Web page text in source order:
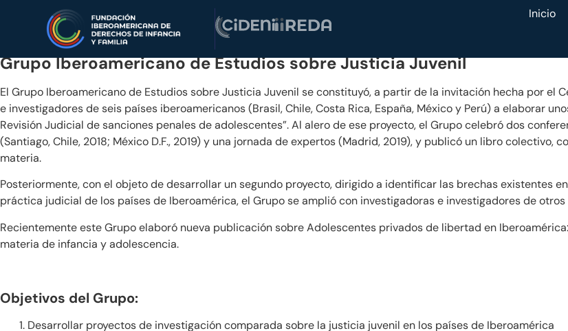
Inicio
Grupo Iberoamericanode Estudios sobre Justicia Juvenil
El Grupo Iberoamericano de Estudios sobre Justicia Juvenil se constituyó, a partir de la invitación hecha por el
e investigadores de seis países iberoamericanos (Brasil, Chile, Costa Rica, España, México y Perú) a elaborar
Revisión Judicial de sanciones penales de adolescentes”. Al alero de ese proyecto, el Grupo celebró dos
(Santiago, Chile, 2018; México D.F., 2019) y una jornada de expertos (Madrid, 2019), y publicó un libro
materia.
Posteriormente, con el objeto de desarrollar un segundo proyecto, dirigido a identificar las brechas existentes
práctica judicial de los países de Iberoamérica, el Grupo se amplió con investigadoras e investigadores de
Recientemente este Grupo elaboró nueva publicación sobre Adolescentes privados de libertad en
materia de infancia y adolescencia.
Objetivos del Grupo:
Desarrollar proyectos de investigación comparada sobre la justicia juvenil en los países de Iberoamérica